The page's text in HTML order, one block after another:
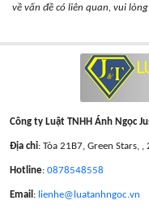
về vấn đề có liên quan, vui lòng
Công ty Luật TNHH Ánh Ngọc
Địa chỉ: Tòa 21B7, Green Stars,
Hotline: 0878548558
Email : lienhe@luatanhngoc.vn